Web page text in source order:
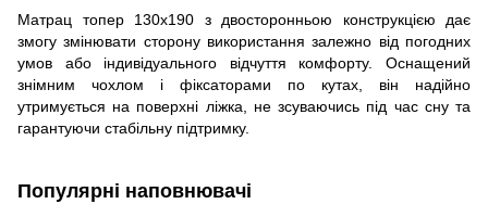
Матрац топер 130х190 з двосторонньою конструкцією дає
змогу змінювати сторону використання залежно від погодних
умов або індивідуального відчуття комфорту. Оснащений
знімним чохлом і фіксаторами по кутах, він надійно
утримується на поверхні ліжка, не зсуваючись під час сну та
гарантуючи стабільну підтримку.
Популярні наповнювачі